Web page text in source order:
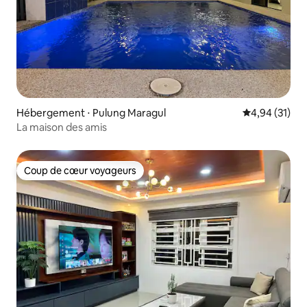
Hébergement ⋅ Pulung Maragul Évaluation
4,94 (31)
La maison des amis
Coup de cœur voyageurs
Coup de cœur voyageurs